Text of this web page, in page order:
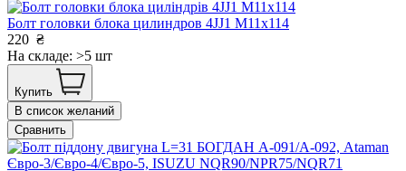
Болт головки блока цилиндров 4JJ1 М11х114
220 ₴
На складе: >5 шт
Купить
В список желаний
Сравнить